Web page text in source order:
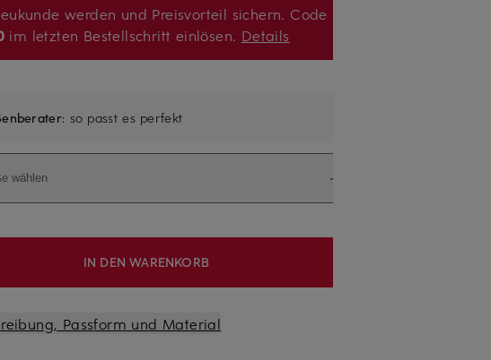
werden und Preisvorteil sichern. Code
im letzten Bestellschritt einlösen. Details
: so passt es perfekt
wählen
IN DEN WARENKORB
Passform und Material